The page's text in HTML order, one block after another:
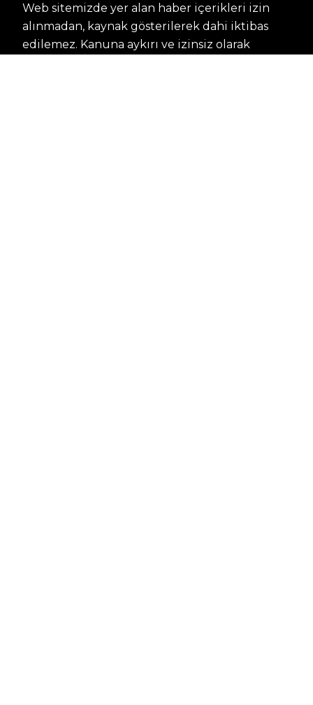
Web sitemizde yer alan haber içerikleri izin
alınmadan, kaynak gösterilerek dahi iktibas
edilemez. Kanuna aykırı ve izinsiz olarak